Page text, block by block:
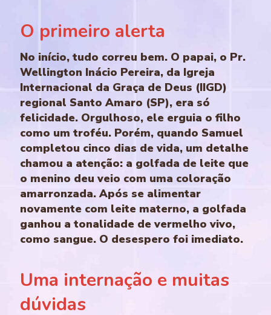
O primeiro alerta
No início, tudo correu bem. O papai, o Pr.
Wellington Inácio Pereira, da Igreja
Internacional da Graça de Deus (IIGD)
regional Santo Amaro (SP), era só
felicidade. Orgulhoso, ele erguia o filho
como um troféu. Porém, quando Samuel
completou cinco dias de vida, um detalhe
chamou a atenção: a golfada de leite que
o menino deu veio com uma coloração
amarronzada. Após se alimentar
novamente com leite materno, a golfada
ganhou a tonalidade de vermelho vivo,
como sangue. O desespero foi imediato.
Uma internação e muitas
dúvidas